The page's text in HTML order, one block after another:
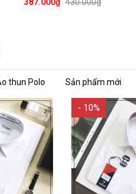
387.000₫ 430.000₫
thun Polo Sản phẩm mới
- 10%